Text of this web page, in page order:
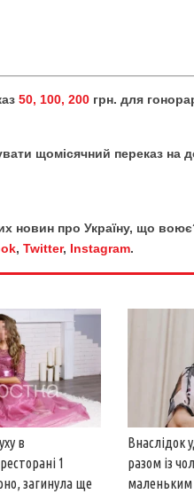
50, 100, 200 грн. для
щомісячний переказ на
новин про Україну, що
, Twitter, Instagram.
в
1
загинула ще
Внаслідок
разом із
маленьким